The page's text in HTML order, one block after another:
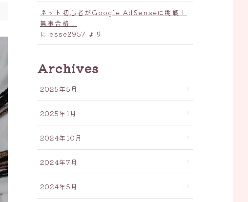
ネット初心者がGoogle AdSenseに挑戦！
無事合格！
に esse2957 より
Archives
2025年5月
2025年1月
2024年10月
2024年7月
2024年5月